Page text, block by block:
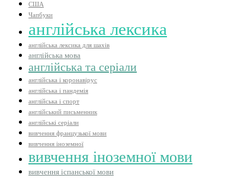
США
Чапбуки
англійська лексика
англійська лексика для шахів
англійська мова
англійська та серіали
англійська і коронавірус
англійська і пандемія
англійська і спорт
англійський письменник
англійські серіали
вивчення французької мови
вивчення іноземної
вивчення іноземної мови
вивчення іспанської мови